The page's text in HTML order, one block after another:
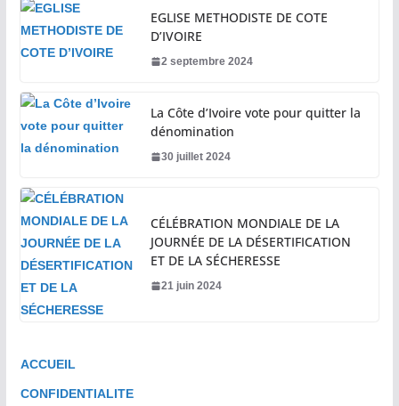
EGLISE METHODISTE DE COTE
D’IVOIRE
2 septembre 2024
La Côte d’Ivoire vote pour quitter la
dénomination
30 juillet 2024
CÉLÉBRATION MONDIALE DE LA
JOURNÉE DE LA DÉSERTIFICATION
ET DE LA SÉCHERESSE
21 juin 2024
ACCUEIL
CONFIDENTIALITE